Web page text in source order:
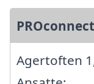
Agertoften